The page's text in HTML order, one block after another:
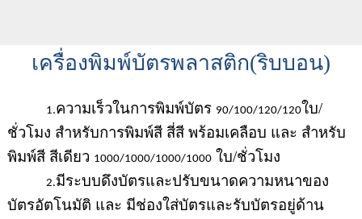
เครื่องพิมพ์บัตรพลาสติก(ริบบอน)
1.ความเร็วในการพิมพ์บัตร 90/100/120/120ใบ/
ชั่วโมง สำหรับการพิมพ์สี สี่สี พร้อมเคลือบ และ สำหรับ
พิมพ์สี สีเดียว 1000/1000/1000/1000ใบ/ชั่วโมง
2.มีระบบดึงบัตรและปรับขนาดความหนาของ
บัตรอัตโนมัติ และ มีช่องใส่บัตรและรับบัตรอยู่ด้าน